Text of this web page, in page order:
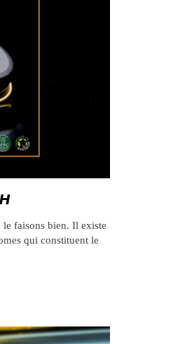
faisons bien. Il existe
qui constituent le